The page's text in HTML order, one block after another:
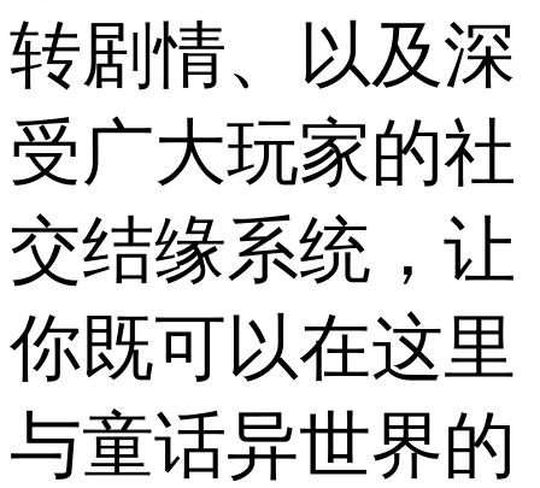
转剧情、以及深
受广大玩家的社
交结缘系统，让
你既可以在这里
与童话异世界的